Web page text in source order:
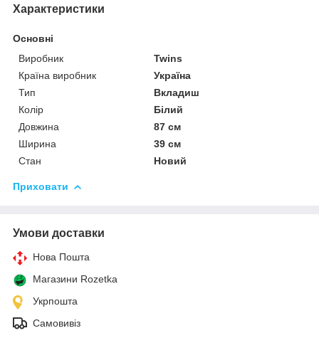
Характеристики
Основні
Виробник
Twins
Країна виробник
Україна
Тип
Вкладиш
Колір
Білий
Довжина
87 см
Ширина
39 см
Стан
Новий
Приховати
Умови доставки
Нова Пошта
Магазини Rozetka
Укрпошта
Самовивіз